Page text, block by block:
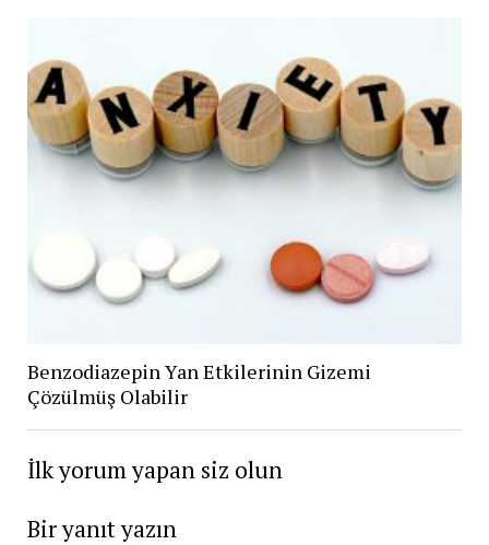
Benzodiazepin Yan Etkilerinin Gizemi
Çözülmüş Olabilir
İlk yorum yapan siz olun
Bir yanıt yazın